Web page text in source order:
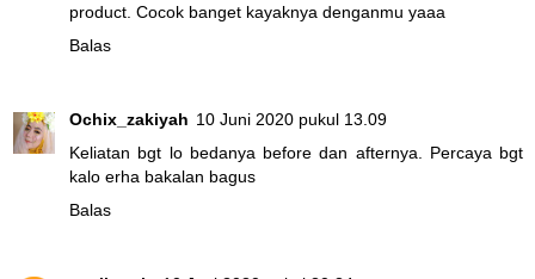
product. Cocok banget kayaknya denganmu yaaa
Balas
Ochix_zakiyah 10 Juni 2020 pukul 13.09
Keliatan bgt lo bedanya before dan afternya. Percaya bgt
kalo erha bakalan bagus
Balas